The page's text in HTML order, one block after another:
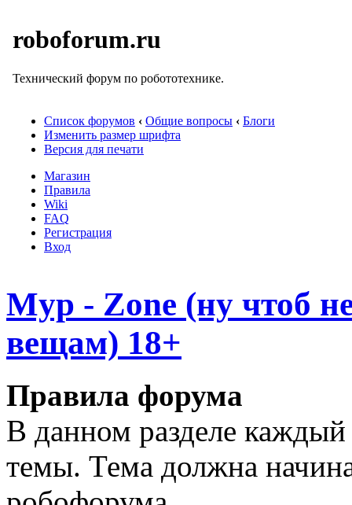
roboforum.ru
Технический форум по робототехнике.
Список форумов ‹ Общие вопросы ‹ Блоги
Изменить размер шрифта
Версия для печати
Магазин
Правила
Wiki
FAQ
Регистрация
Вход
Myp - Zone (ну чтоб
вещам) 18+
Правила форума
В данном разделе
темы. Тема должна